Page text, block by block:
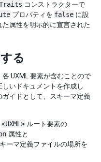
コンストラクターで
プロパティを false に設
属性を明示的に宣言された
る
UXML 要素が含むことので
いドキュメントを作成し
イドとして、スキーマ定義
<UXML> ルート要素の
属性と
ーマ定義ファイルの場所を